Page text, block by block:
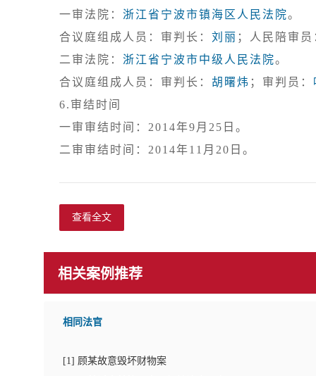
一审法院： 浙江省宁波市镇海区人民法院。
合议庭组成人员：审判长： 刘丽 ；人民陪审员
二审法院： 浙江省宁波市中级人民法院。
合议庭组成人员：审判长： 胡曙炜 ；审判员：
6.审结时间
一审审结时间：2014年9月25日。
查看全文
相关案例推荐
相同法官
[1] 顾某故意毁坏财物案